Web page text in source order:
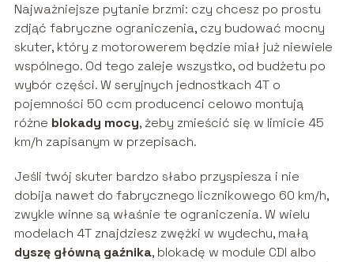
Najważniejsze pytanie brzmi: czy chcesz po prostu
zdjąć fabryczne ograniczenia, czy budować mocny
skuter, który z motorowerem będzie miał już niewiele
wspólnego. Od tego zaleje wszystko, od budżetu po
wybór części. W seryjnych jednostkach 4T o
pojemności 50 ccm producenci celowo montują
różne blokady mocy, żeby zmieścić się w limicie 45
km/h zapisanym w przepisach.
Jeśli twój skuter bardzo słabo przyspiesza i nie
dobija nawet do fabrycznego licznikowego 60 km/h,
zwykle winne są właśnie te ograniczenia. W wielu
modelach 4T znajdziesz zwężki w wydechu, małą
dyszę główną gaźnika, blokadę w module CDI albo